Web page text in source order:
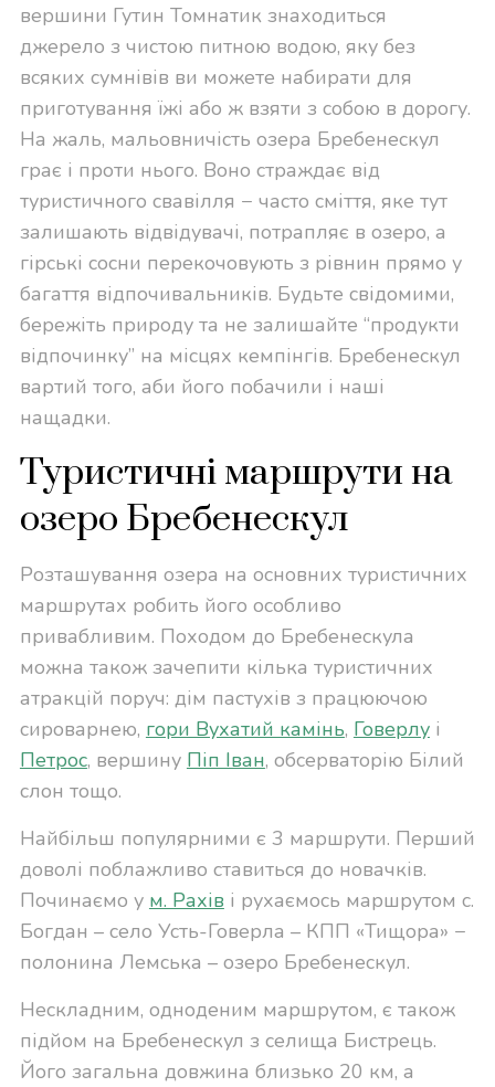
вершини Гутин Томнатик знаходиться
джерело з чистою питною водою, яку без
всяких сумнівів ви можете набирати для
приготування їжі або ж взяти з собою в дорогу.
На жаль, мальовничість озера Бребенескул
грає і проти нього. Воно страждає від
туристичного свавілля − часто сміття, яке тут
залишають відвідувачі, потрапляє в озеро, а
гірські сосни перекочовують з рівнин прямо у
багаття відпочивальників. Будьте свідомими,
бережіть природу та не залишайте “продукти
відпочинку” на місцях кемпінгів. Бребенескул
вартий того, аби його побачили і наші
нащадки.
Туристичні маршрути на
озеро Бребенескул
Розташування озера на основних туристичних
маршрутах робить його особливо
привабливим. Походом до Бребенескула
можна також зачепити кілька туристичних
атракцій поруч: дім пастухів з працюючою
сироварнею, гори Вухатий камінь, Говерлуі
Петрос, вершину Піп Іван, обсерваторію Білий
слон тощо.
Найбільш популярними є 3 маршрути. Перший
доволі поблажливо ставиться до новачків.
Починаємо у м. Рахів і рухаємось маршрутом с.
Богдан – село Усть-Говерла – КПП «Тищора» −
полонина Лемська – озеро Бребенескул.
Нескладним, одноденим маршрутом, є також
підйом на Бребенескул з селища Бистрець.
Його загальна довжина близько 20 км, а